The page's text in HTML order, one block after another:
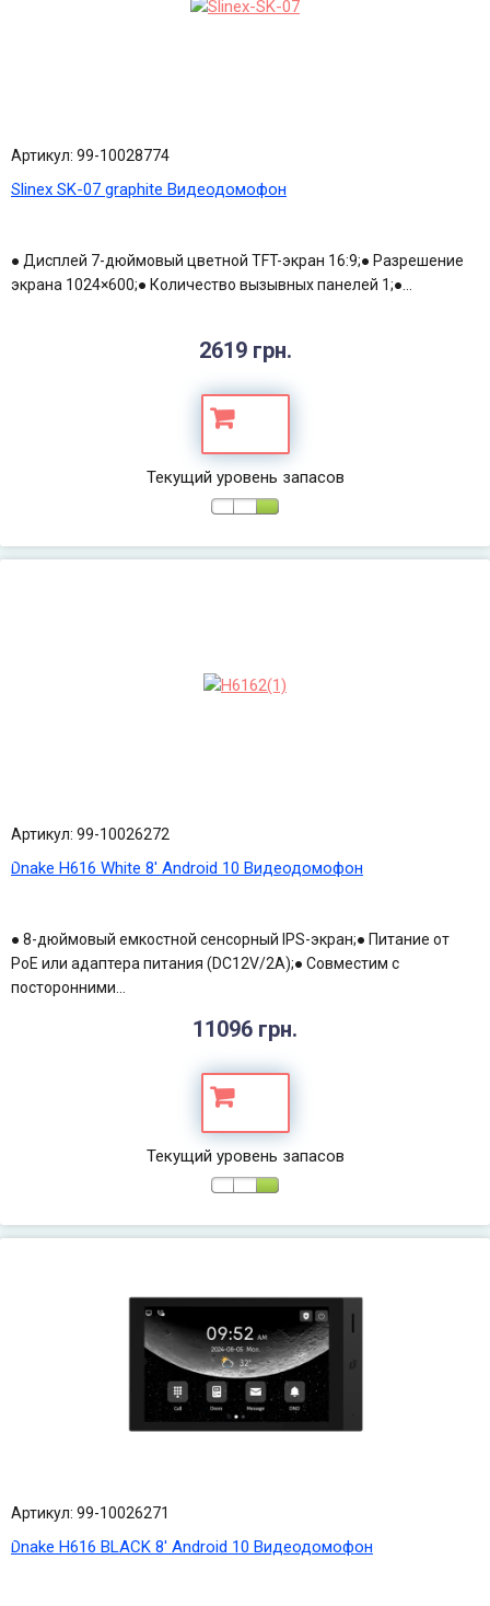
Артикул: 99-10028774
Slinex SK-07 graphite Видеодомофон
● Дисплей 7-дюймовый цветной TFT-экран 16:9;● Разрешение
экрана 1024×600;● Количество вызывных панелей 1;●...
2619 грн.
Текущий уровень запасов
Артикул: 99-10026272
Dnake H616 White 8' Android 10 Видеодомофон
● 8-дюймовый емкостной сенсорный IPS-экран;● Питание от
PoE или адаптера питания (DC12V/2A);● Совместим с
посторонними...
11096 грн.
Текущий уровень запасов
Артикул: 99-10026271
Dnake H616 BLACK 8' Android 10 Видеодомофон